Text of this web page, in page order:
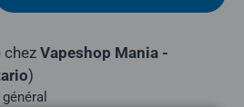
chez Vapeshop Mania -
)